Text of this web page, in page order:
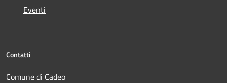
Eventi
Contatti
Comune di Cadeo